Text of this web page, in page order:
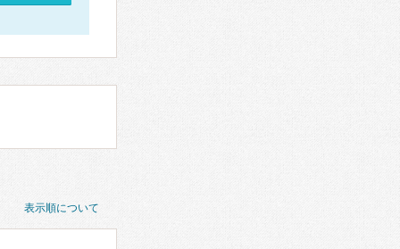
表示順について